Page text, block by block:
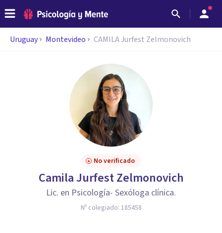
Uruguay Montevideo CAMILA Jurfest Zelmonovich
No verificado
Camila Jurfest Zelmonovich
Lic. en Psicología- Sexóloga clínica.
Nº colegiado: 185458